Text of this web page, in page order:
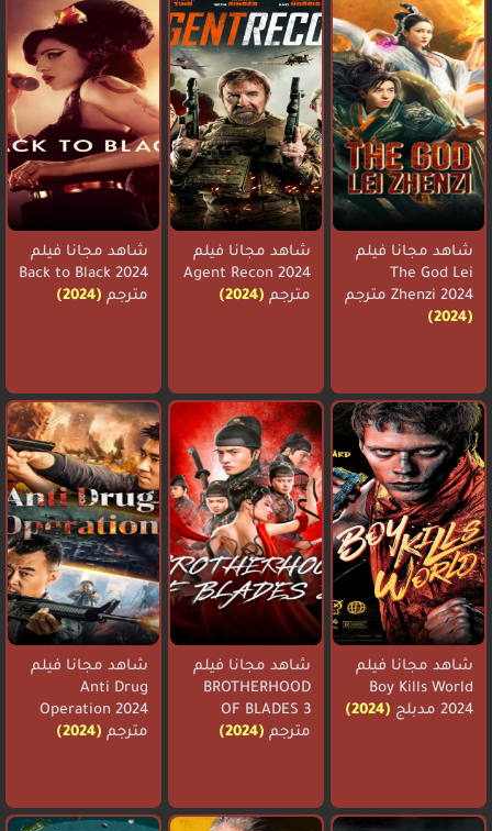
شاهد مجانا فيلم
The God Lei
Zhenzi 2024 مترجم
(2024)
شاهد مجانا فيلم
Agent Recon 2024
مترجم (2024)
شاهد مجانا فيلم
Back to Black 2024
مترجم (2024)
شاهد مجانا فيلم
Boy Kills World
2024 مدبلج
(2024)
شاهد مجانا فيلم
BROTHERHOOD
OF BLADES 3
مترجم (2024)
شاهد مجانا فيلم
Anti Drug
Operation 2024
مترجم (2024)